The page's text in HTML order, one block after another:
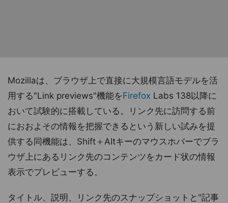
Mozillaは、ブラウザ上で直接に大規模言語モデルを活
用する"Link previews"機能をFirefox Labs 138以降に
おいて試験的に搭載している。リンク先に訪問する前
におおよその情報を把握できるという新しい試みを提
供する同機能は、Shift＋Altキーのマウスホバーでブラ
ウザ上にあるリンク先のコンテンツをカード状の情報
表示でプレビューする。
タイトル、説明、リンク先のスナップショットと"記事